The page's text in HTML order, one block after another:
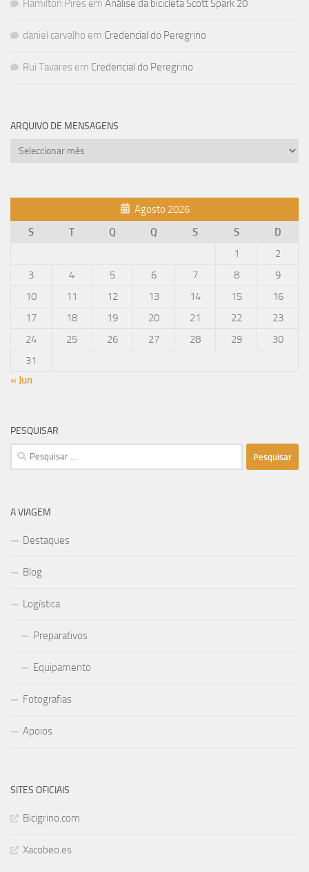
Hamilton Pires em Análise da bicicleta Scott Spark 20
daniel carvalho em Credencial do Peregrino
Rui Tavares em Credencial do Peregrino
ARQUIVO DE MENSAGENS
Arquivo
Agosto 2026
S
T Q Q S S
D
1
2
3
4 5 6 7 8
9
10
11 12 13 14 15
16
17
18 19 20 21 22
23
24
25 26 27 28 29
30
31
« Jun
PESQUISAR
Pesquisar
por:
A VIAGEM
Destaques
Blog
Logística
Preparativos
Equipamento
Fotografias
Apoios
SITES OFICIAIS
Bicigrino.com
Xacobeo.es